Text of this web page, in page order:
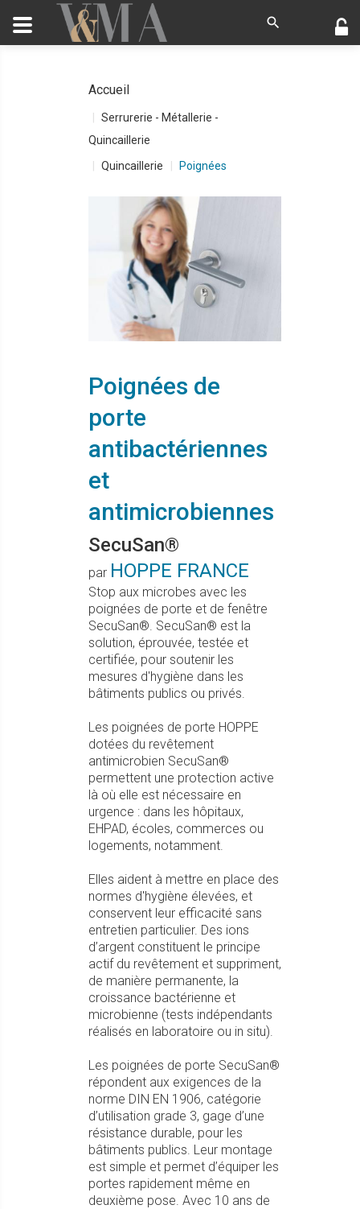
Accueil
Serrurerie - Métallerie -
Quincaillerie
Quincaillerie
Poignées
Poignées de
porte
antibactériennes
et
antimicrobiennes
SecuSan®
par HOPPE FRANCE
Stop aux microbes avec les
poignées de porte et de fenêtre
SecuSan®. SecuSan® est la
solution, éprouvée, testée et
certifiée, pour soutenir les
mesures d'hygiène dans les
bâtiments publics ou privés.
Les poignées de porte HOPPE
dotées du revêtement
antimicrobien SecuSan®
permettent une protection active
là où elle est nécessaire en
urgence : dans les hôpitaux,
EHPAD, écoles, commerces ou
logements, notamment.
Elles aident à mettre en place des
normes d'hygiène élevées, et
conservent leur efficacité sans
entretien particulier. Des ions
d’argent constituent le principe
actif du revêtement et suppriment,
de manière permanente, la
croissance bactérienne et
microbienne (tests indépendants
réalisés en laboratoire ou in situ).
Les poignées de porte SecuSan®
répondent aux exigences de la
norme DIN EN 1906, catégorie
d’utilisation grade 3, gage d’une
résistance durable, pour les
bâtiments publics. Leur montage
est simple et permet d’équiper les
portes rapidement même en
deuxième pose. Avec 10 ans de